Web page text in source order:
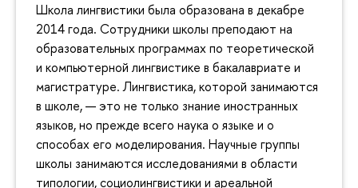
Школа лингвистики была образована в декабре
2014 года. Сотрудники школы преподают на
образовательных программах по теоретической
и компьютерной лингвистике в бакалавриате и
магистратуре. Лингвистика, которой занимаются
в школе, — это не только знание иностранных
языков, но прежде всего наука о языке и о
способах его моделирования. Научные группы
школы занимаются исследованиями в области
типологии, социолингвистики и ареальной